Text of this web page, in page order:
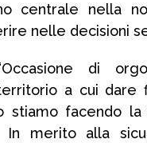
centrale nella
nelle decisioni
di
a cui dare
stiamo facendo
In merito alla